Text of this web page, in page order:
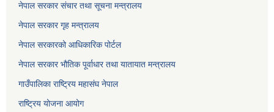
नेपाल सरकार संचार तथा सूचना मन्त्रालय
नेपाल सरकार गृह मन्त्रालय
नेपाल सरकारको आधिकारिक पोर्टल
नेपाल सरकार भौतिक पूर्वाधार तथा यातायात मन्त्रालय
गाउँपालिका राष्ट्रिय महासंघ नेपाल
राष्ट्रिय योजना आयोग